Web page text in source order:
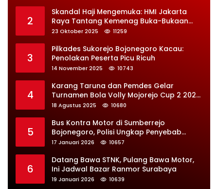
2
Skandal Haji Mengemuka: HMI Jakarta
Raya Tantang Kemenag Buka-Bukaan
Soal Kontrak Syarekah Bermasalah
23 Oktober 2025 11259
3
Pilkades Sukorejo Bojonegoro Kacau:
Penolakan Peserta Picu Ricuh
14 November 2025 10743
4
Karang Taruna dan Pemdes Gelar
Turnamen Bola Volly Mojorejo Cup 2 2025,
Diikuti 28 Tim
18 Agustus 2025 10680
5
Bus Kontra Motor di Sumberrejo
Bojonegoro, Polisi Ungkap Penyebab
Kecelakaan
17 Januari 2026 10657
6
Datang Bawa STNK, Pulang Bawa Motor,
Ini Jadwal Bazar Ranmor Surabaya
19 Januari 2026 10639